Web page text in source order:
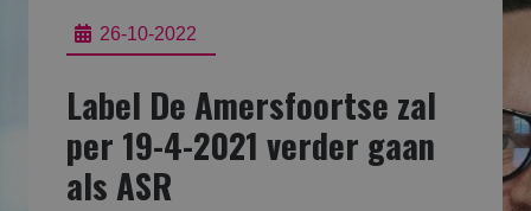
26-10-2022
Label De Amersfoortse zal
per 19-4-2021 verder gaan
als ASR